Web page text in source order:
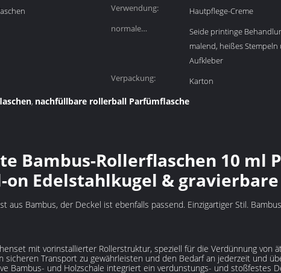
Verwendung:
Hautpflege-Creme
normale
Oberflächenübergebung:
Seide printinge
malend, heißes
Aufkleber
Verpackung:
Karton
, nachfüllbare rollerball Parfümflasche
Bambus-Rollerflaschen 10 ml
on Edelstahlkugel &
aus Bambus, der Deckel ist ebenfalls passend. Einzigartiger Stil.
mit vorinstallierter Rollerstruktur, speziell für die Verdünnung von
sicheren Transport zu gewährleisten und den Bedarf an jederzeit und
Bambus- und Holzschale integriert ein verdunstungs- und stoßfestes